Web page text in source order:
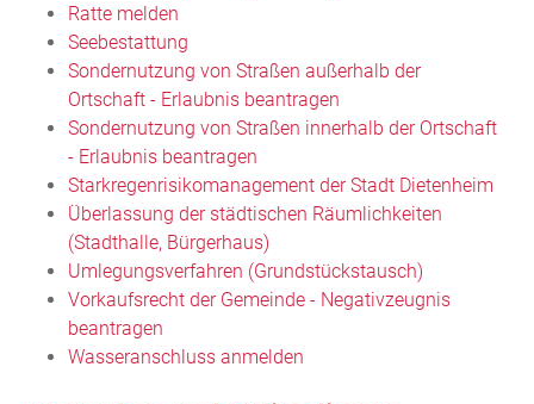
Ratte melden
Seebestattung
Sondernutzung von Straßen außerhalb der
Ortschaft - Erlaubnis beantragen
Sondernutzung von Straßen innerhalb der Ortschaft
- Erlaubnis beantragen
Starkregenrisikomanagement der Stadt Dietenheim
Überlassung der städtischen Räumlichkeiten
(Stadthalle, Bürgerhaus)
Umlegungsverfahren (Grundstückstausch)
Vorkaufsrecht der Gemeinde - Negativzeugnis
beantragen
Wasseranschluss anmelden